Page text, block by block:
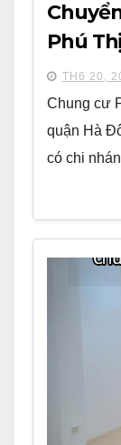
Phú
TH6 20,
Chung cư
quận Hà
có chi